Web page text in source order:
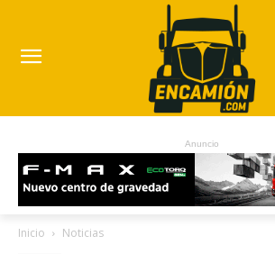
Anuncio
Inicio Noticias